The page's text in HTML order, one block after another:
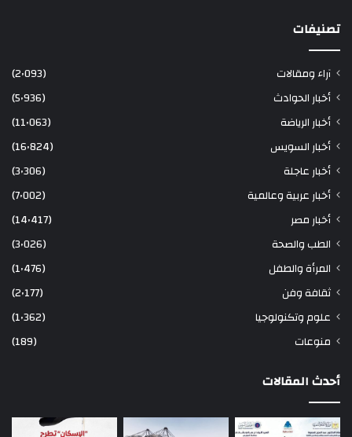
تصنيفات
آراء ومقالات
(2٬093)
أخبار الحوادث
(5٬936)
أخبار الرياضة
(11٬063)
أخبار السويس
(16٬824)
أخبار عاجلة
(3٬306)
أخبار عربية وعالمية
(7٬002)
أخبار مصر
(14٬417)
الطب والصحة
(3٬026)
المرأة والطفل
(1٬476)
ثقافة وفن
(2٬177)
علوم وتكنولوجيا
(1٬362)
منوعات
(189)
أحدث المقالات